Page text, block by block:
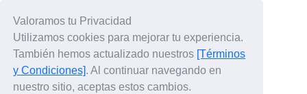
Valoramos tu Privacidad
Utilizamos cookies para mejorar tu experiencia.
También hemos actualizado nuestros [Términos
y Condiciones]. Al continuar navegando en
nuestro sitio, aceptas estos cambios.